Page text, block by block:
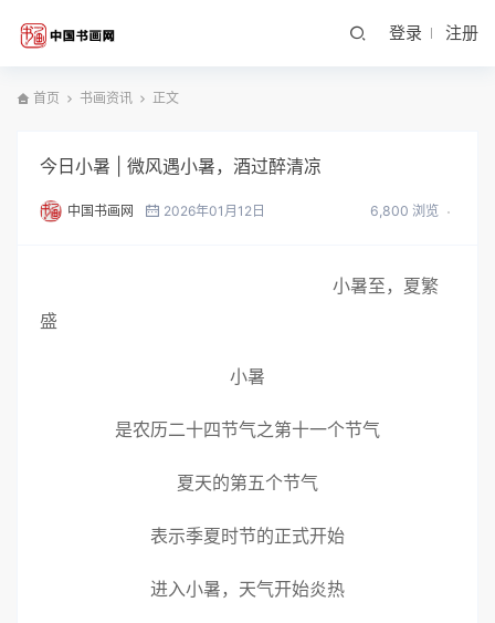
登录 注册
首页 书画资讯 正文
今日小暑 | 微风遇小暑，酒过醉清凉
中国书画网 2026年01月12日 6,800 浏览
小暑至，夏繁
盛
小暑
是农历二十四节气之第十一个节气
夏天的第五个节气
表示季夏时节的正式开始
进入小暑，天气开始炎热